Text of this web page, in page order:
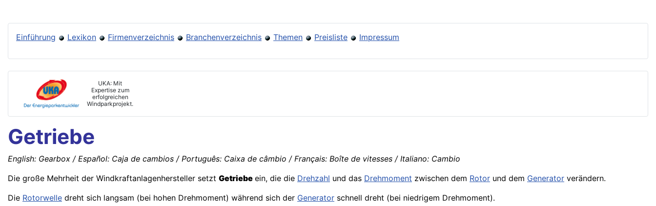
Einführung Lexikon Firmenverzeichnis Branchenverzeichnis Themen Preisliste Impressum
UKA: Mit
Expertise zum
erfolgreichen
Windparkprojekt.
Getriebe
English: Gearbox / Español: Caja de cambios / Português: Caixa de câmbio / Français: Boîte de vitesses / Italiano: Cambio
Die große Mehrheit der Windkraftanlagenhersteller setzt Getriebe ein, die die Drehzahl und das Drehmoment zwischen dem Rotor und dem Generator verändern.
Die Rotorwelle dreht sich langsam (bei hohen Drehmoment) während sich der Generator schnell dreht (bei niedrigem Drehmoment).